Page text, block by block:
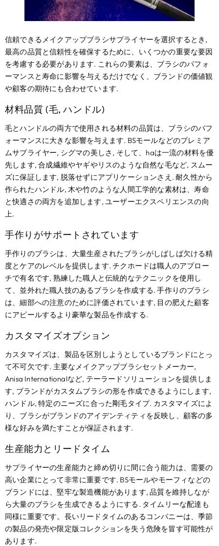
信頼できるメイクアップブラシサプライヤーを選択するとき,
最高の品質と信頼性を確保するために、いくつかの重要な要因
を考慮する必要があります. これらの要素は、ブラシのパフォ
ーマンスと寿命に影響を与えるだけでなく、ブランドの価値観
や顧客の期待にも合わせています.
材料品質 (毛, ハンドル)
毛とハンドルの両方で使用される材料の品質は、ブラシのパフ
ォーマンスに大きな影響を与えます. BSモールなどのプレミア
ムサプライヤー, シグマの美しさ, そして、haは一流の材料を優
先します, 合成繊維やヤギやリスのような自然な毛など, スムー
ズに保証します, 脱落せずにアプリケーションさえ. 耐久性から
作られたハンドル, 木や竹のような人間工学的な素材は、寿命
と快適さの両方を追加します, ユーザーエクスペリエンスの向
上.
手作りがサポートされています
手作りのブラシは、大量生産されたブラシがしばしば欠ける精
度とケアのレベルを提供します. チクホードは職人のアプロー
チで有名です, 熟練した職人と伝統的なテクニックを使用し
て、並外れた職人技のあるブラシを作成する. 手作りのブラシ
は、細部への注意のために評価されています, 目の肥えた顧客
にアピールするより豪華な製品を作成する.
カスタマイズオプション
カスタマイズは、製品を区別しようとしているブランドにとっ
て不可欠です. 主要なメイクアップブラシセットメーカー,
Anisa Internationalなど, テーラードソリューションを提供しま
す, ブランドがカスタムブラシの形を作成できるようにします,
ハンドル, 特定のニーズに合った剛毛タイプ. カスタマイズによ
り、ブラシがブランドのアイデンティティを反映し、顧客の多
様な好みを満たすことが保証されます.
生産能力とリードタイム
サプライヤーの生産能力と締め切りに間に合う能力は、需要の
高い企業にとって非常に重要です. BSモールやモーフィなどの
ブランドには、堅牢な製造機能があります, 品質を維持しなが
ら大量のブラシを生成できるようにする. タイムリーな配達も
同様に重要です。長いリードタイムの​​あるコンパニーは、季節
の製品の発売や限定版コレクションを失う危険を冒す可能性が
あります.